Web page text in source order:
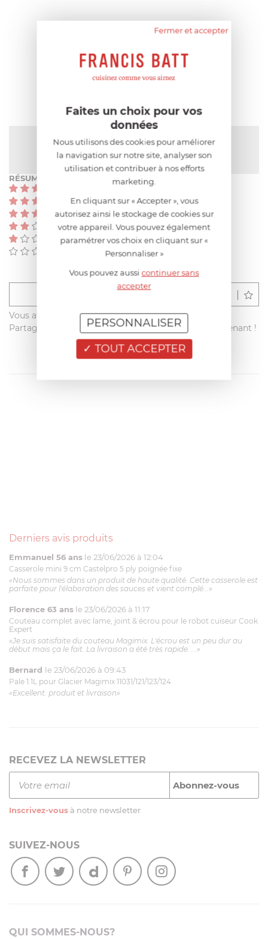
AVIS CLIENT
NOTE MOYENNE
Pas encore de note
RÉSUMÉ
(0)
(0)
(0)
(0)
Vous avez acheté ce produit sur francisbatt.com ?
Partagez votre avis avec les autres clients dès maintenant !
Derniers avis produits
Emmanuel 56 ans le 23/06/2026 à 12:04
Casserole mini 9 cm Castelpro 5 ply poignée fixe
«Nous sommes dans un produit de haute qualité. Cette casserole est
parfaite pour l'élaboration des sauces et vient complé...»
Florence 63 ans le 23/06/2026 à 11:17
Couteau complet avec lame, joint & écrou pour le robot cuiseur Cook
Expert
«Je suis satisfaite du couteau Magimix. L'écrou est un peu dur au
début mais ça le fait. La livraison a été très rapide. ...»
Bernard le 23/06/2026 à 09:43
Pale 1.1L pour Glacier Magimix 11031/121/123/124
«Excellent: produit et livraison»
RECEVEZ LA NEWSLETTER
Inscrivez-vous à notre newsletter
SUIVEZ-NOUS
QUI SOMMES-NOUS?
Fermer et accepter
Faites un choix pour vos
données
Nous utilisons des cookies pour améliorer
la navigation sur notre site, analyser son
utilisation et contribuer à nos efforts
marketing.
En cliquant sur « Accepter », vous
autorisez ainsi le stockage de cookies sur
votre appareil. Vous pouvez également
paramétrer vos choix en cliquant sur «
Personnaliser »
Vous pouvez aussicontinuer sans
accepter
TOUT ACCEPTER
PERSONNALISER